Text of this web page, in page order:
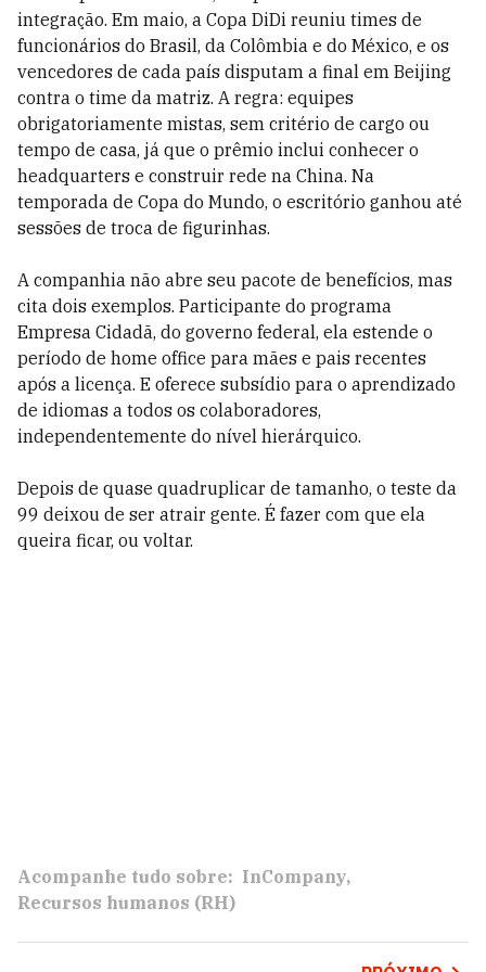
integração. Em maio, a Copa DiDi reuniu times de
funcionários do Brasil, da Colômbia e do México, e os
vencedores de cada país disputam a final em Beijing
contra o time da matriz. A regra: equipes
obrigatoriamente mistas, sem critério de cargo ou
tempo de casa, já que o prêmio inclui conhecer o
headquarters e construir rede na China. Na
temporada de Copa do Mundo, o escritório ganhou até
sessões de troca de figurinhas.
A companhia não abre seu pacote de benefícios, mas
cita dois exemplos. Participante do programa
Empresa Cidadã, do governo federal, ela estende o
período de home office para mães e pais recentes
após a licença. E oferece subsídio para o aprendizado
de idiomas a todos os colaboradores,
independentemente do nível hierárquico.
Depois de quase quadruplicar de tamanho, o teste da
99 deixou de ser atrair gente. É fazer com que ela
queira ficar, ou voltar.
Acompanhe tudo sobre: InCompany
Recursos humanos (RH)